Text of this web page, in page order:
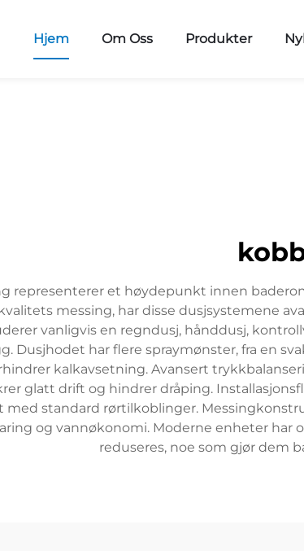
Hjem Om Oss Produkter
representerer et høydepunkt innen
messing, har disse dusjsystemene
vanligvis en regndusj, hånddusj,
Dusjhodet har flere spraymønster, fra en
kalkavsetning. Avansert
glatt drift og hindrer dråping.
standard rørtilkoblinger.
og vannøkonomi. Moderne enheter
reduseres, noe som gjør dem